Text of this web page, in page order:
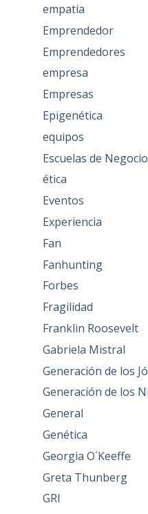
empatia
Emprendedor
Emprendedores
empresa
Empresas
Epigenética
equipos
Escuelas de
ética
Eventos
Experiencia
Fan
Fanhunting
Forbes
Fragilidad
Franklin Roosevelt
Gabriela Mistral
Generación de los
Generación de los
General
Genética
Georgia O´Keeffe
Greta Thunberg
GRI